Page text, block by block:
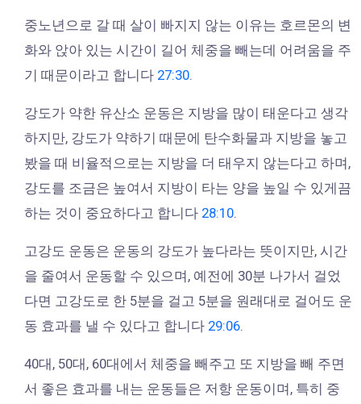
중노년으로 갈 때 살이 빠지지 않는 이유는 호르몬의 변
화와 앉아 있는 시간이 길어 체중을 빼는데 어려움을 주
기 때문이라고 합니다 27:30
강도가 약한 유산소 운동은 지방을 많이 태운다고 생각
하지만, 강도가 약하기 때문에 탄수화물과 지방을 놓고
봤을 때 비율적으로는 지방을 더 태우지 않는다고 하며,
강도를 조금은 높여서 지방이 타는 양을 높일 수 있게끔
하는 것이 중요하다고 합니다 28:10
고강도 운동은 운동의 강도가 높다라는 뜻이지만, 시간
을 줄여서 운동할 수 있으며, 예전에 30분 나가서 걸었
다면 고강도로 한 5분을 걸고 5분을 원래대로 걸어도 운
동 효과를 낼 수 있다고 합니다 29:06
40대, 50대, 60대에서 체중을 빼주고 또 지방을 빼 주면
서 좋은 효과를 내는 운동들은 저항 운동이며, 특히 중